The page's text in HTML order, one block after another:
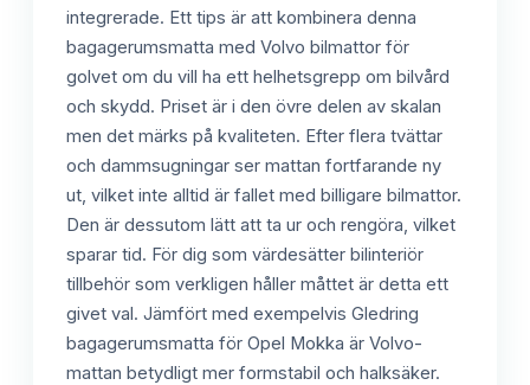
integrerade. Ett tips är att kombinera denna
bagagerumsmatta med Volvo bilmattor för
golvet om du vill ha ett helhetsgrepp om bilvård
och skydd. Priset är i den övre delen av skalan
men det märks på kvaliteten. Efter flera tvättar
och dammsugningar ser mattan fortfarande ny
ut, vilket inte alltid är fallet med billigare bilmattor.
Den är dessutom lätt att ta ur och rengöra, vilket
sparar tid. För dig som värdesätter bilinteriör
tillbehör som verkligen håller måttet är detta ett
givet val. Jämfört med exempelvis Gledring
bagagerumsmatta för Opel Mokka är Volvo-
mattan betydligt mer formstabil och halksäker.